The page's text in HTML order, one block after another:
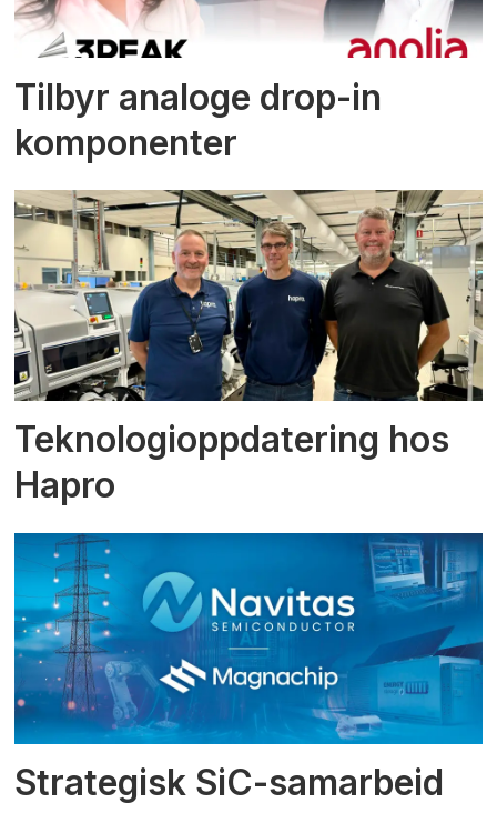
Tilbyr analoge drop-in
komponenter
Teknologioppdatering hos
Hapro
Strategisk SiC-samarbeid